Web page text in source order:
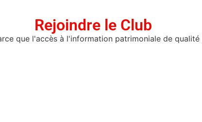
Rejoindre le Club
que l'accès à l'information patrimoniale de